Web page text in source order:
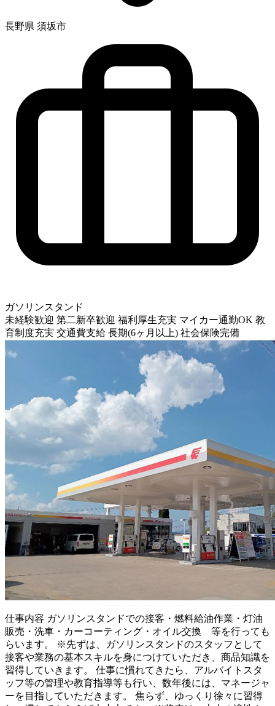
長野県 須坂市
ガソリンスタンド
未経験歓迎 第二新卒歓迎 福利厚生充実 マイカー通勤OK 教
育制度充実 交通費支給 長期(6ヶ月以上) 社会保険完備
仕事内容 ガソリンスタンドでの接客・燃料給油作業・灯油
販売・洗車・カーコーティング・オイル交換 等を行っても
らいます。 ※先ずは、ガソリンスタンドのスタッフとして
接客や業務の基本スキルを身につけていただき、商品知識を
習得していきます。 仕事に慣れてきたら、アルバイトスタ
ッフ等の管理や教育指導等も行い、数年後には、マネージャ
ーを目指していただきます。 焦らず、ゆっくり徐々に習得